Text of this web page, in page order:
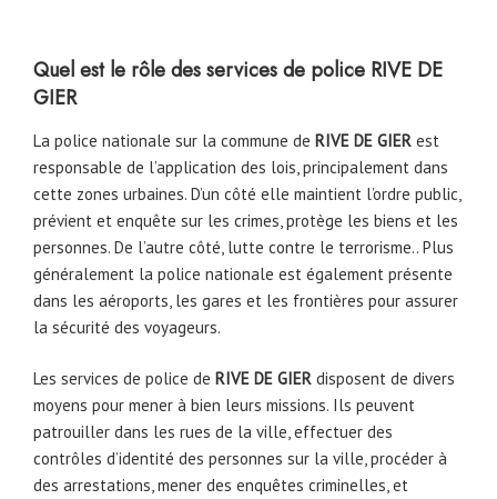
Quel est le rôle des services de police RIVE DE
GIER
La police nationale sur la commune de RIVE DE GIER est
responsable de l’application des lois, principalement dans
cette zones urbaines. D’un côté elle maintient l’ordre public,
prévient et enquête sur les crimes, protège les biens et les
personnes. De l’autre côté, lutte contre le terrorisme.. Plus
généralement la police nationale est également présente
dans les aéroports, les gares et les frontières pour assurer
la sécurité des voyageurs.
Les services de police de RIVE DE GIER disposent de divers
moyens pour mener à bien leurs missions. Ils peuvent
patrouiller dans les rues de la ville, effectuer des
contrôles d’identité des personnes sur la ville, procéder à
des arrestations, mener des enquêtes criminelles, et